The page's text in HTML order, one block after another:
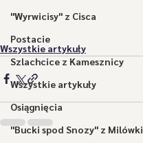
"Wyrwicisy" z Cisca
Postacie
Szlachcice z Kamesznicy
Wszystkie artykuły
Osiągnięcia
"Bucki spod Snozy" z Milówki
Wszystkie artykuły